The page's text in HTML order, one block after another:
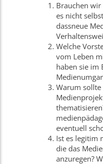
Brauchen wir
es nicht
dassneue
Welche
vom Leben
haben sie im
Warum sollte
eventuell
Ist es legitim
die das
anzuregen?